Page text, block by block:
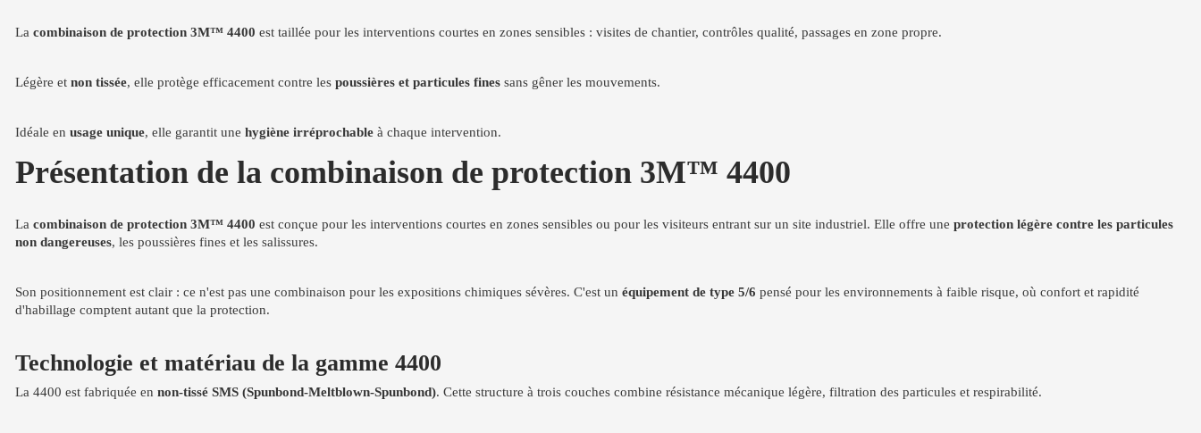
La combinaison de protection 3M™ 4400 est taillée pour les interventions courtes en zones sensibles : visites de chantier, contrôles qualité, passages en zone propre.
Légère et non tissée, elle protège efficacement contre les poussières et particules fines sans gêner les mouvements.
Idéale en usage unique, elle garantit une hygiène irréprochable à chaque intervention.
Présentation de la combinaison de protection 3M™ 4400
La combinaison de protection 3M™ 4400 est conçue pour les interventions courtes en zones sensibles ou pour les visiteurs entrant sur un site industriel. Elle offre une protection légère contre les particules
non dangereuses, les poussières fines et les salissures.
Son positionnement est clair : ce n'est pas une combinaison pour les expositions chimiques sévères. C'est un équipement de type 5/6 pensé pour les environnements à faible risque, où confort et rapidité
d'habillage comptent autant que la protection.
Technologie et matériau de la gamme 4400
La 4400 est fabriquée en non-tissé SMS (Spunbond-Meltblown-Spunbond). Cette structure à trois couches combine résistance mécanique légère, filtration des particules et respirabilité.